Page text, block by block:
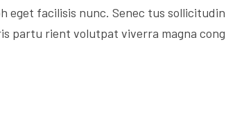
facilisis nunc. Senec tus
partu rient volutpat viverra magna